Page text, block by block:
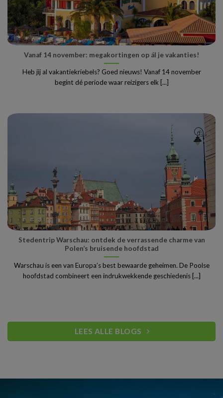
Vanaf 14 november: megakortingen op ál je vakanties!
Heb jij al vakantiekriebels? Goed nieuws! Vanaf 14 november
begint dé periode waar reizigers elk [...]
Stedentrip Warschau: ontdek de verrassende charme van
Polen’s bruisende hoofdstad
Warschau is een van Europa’s best bewaarde geheimen. De Poolse
hoofdstad combineert een indrukwekkende geschiedenis [...]
LEES ALLE BLOGS